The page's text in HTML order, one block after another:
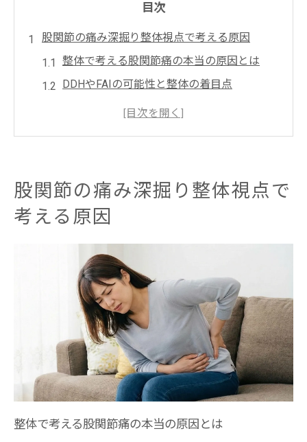
目次
股関節の痛み深掘り整体視点で考える原因
整体で考える股関節痛の本当の原因とは
DDHやFAIの可能性と整体の着目点
見逃されがちな股関節唇損傷とは何か
ついて
見逃されがちなDDHやFAIも可能性に整体が注目
整体視点で知るDDHやFAIのリスク
股関節唇損傷の可能性を整体で探る
異常なし診断後も整体で再確認を
整体で分かる見落としがちな症状
整体相談で明らかになる可能性も
自己流ストレッチが悪化要因となる危険性に迫
る
整体が警告する危険な自己流ストレッチ
股関節痛にやってはいけない動作とは
股関節の痛み深掘り整体視点で
考える原因
整体で考える股関節痛の本当の原因とは